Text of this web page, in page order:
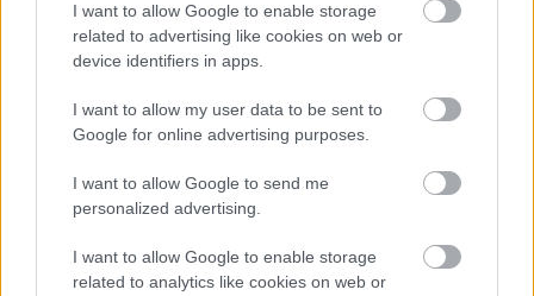
I want to allow Google to enable storage
related to advertising like cookies on web or
device identifiers in apps.
I want to allow my user data to be sent to
Google for online advertising purposes.
I want to allow Google to send me
personalized advertising.
I want to allow Google to enable storage
related to analytics like cookies on web or